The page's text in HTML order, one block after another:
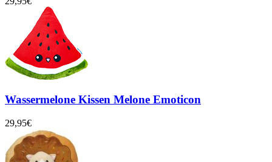
Wassermelone Kissen Melone Emoticon
29,95€